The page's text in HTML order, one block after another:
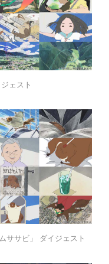
ェスト
ササビ」 ダイジェスト